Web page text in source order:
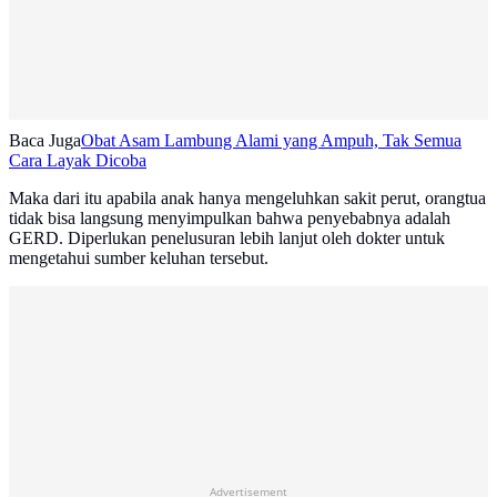
Baca JugaObat Asam Lambung Alami yang Ampuh, Tak Semua
Cara Layak Dicoba
Maka dari itu apabila anak hanya mengeluhkan sakit perut, orangtua
tidak bisa langsung menyimpulkan bahwa penyebabnya adalah
GERD. Diperlukan penelusuran lebih lanjut oleh dokter untuk
mengetahui sumber keluhan tersebut.
Advertisement